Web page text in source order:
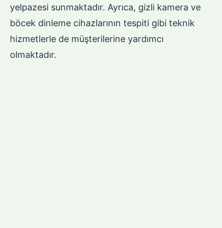
yelpazesi sunmaktadır. Ayrıca, gizli kamera ve
böcek dinleme cihazlarının tespiti gibi teknik
hizmetlerle de müşterilerine yardımcı
olmaktadır.